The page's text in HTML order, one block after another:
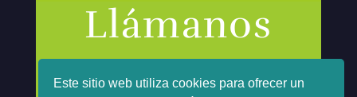
Este sitio web utiliza cookies para ofrecer un
Llámanos
967 30 08 78 (CITAS)